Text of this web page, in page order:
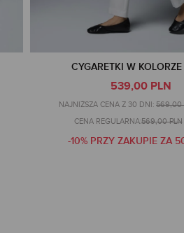
CYGARETKI W KOLORZE
539,00 PLN
NAJNIŻSZA CENA Z 30 DNI: 569,00
CENA REGULARNA:569,00 PLN
-10% PRZY ZAKUPIE ZA